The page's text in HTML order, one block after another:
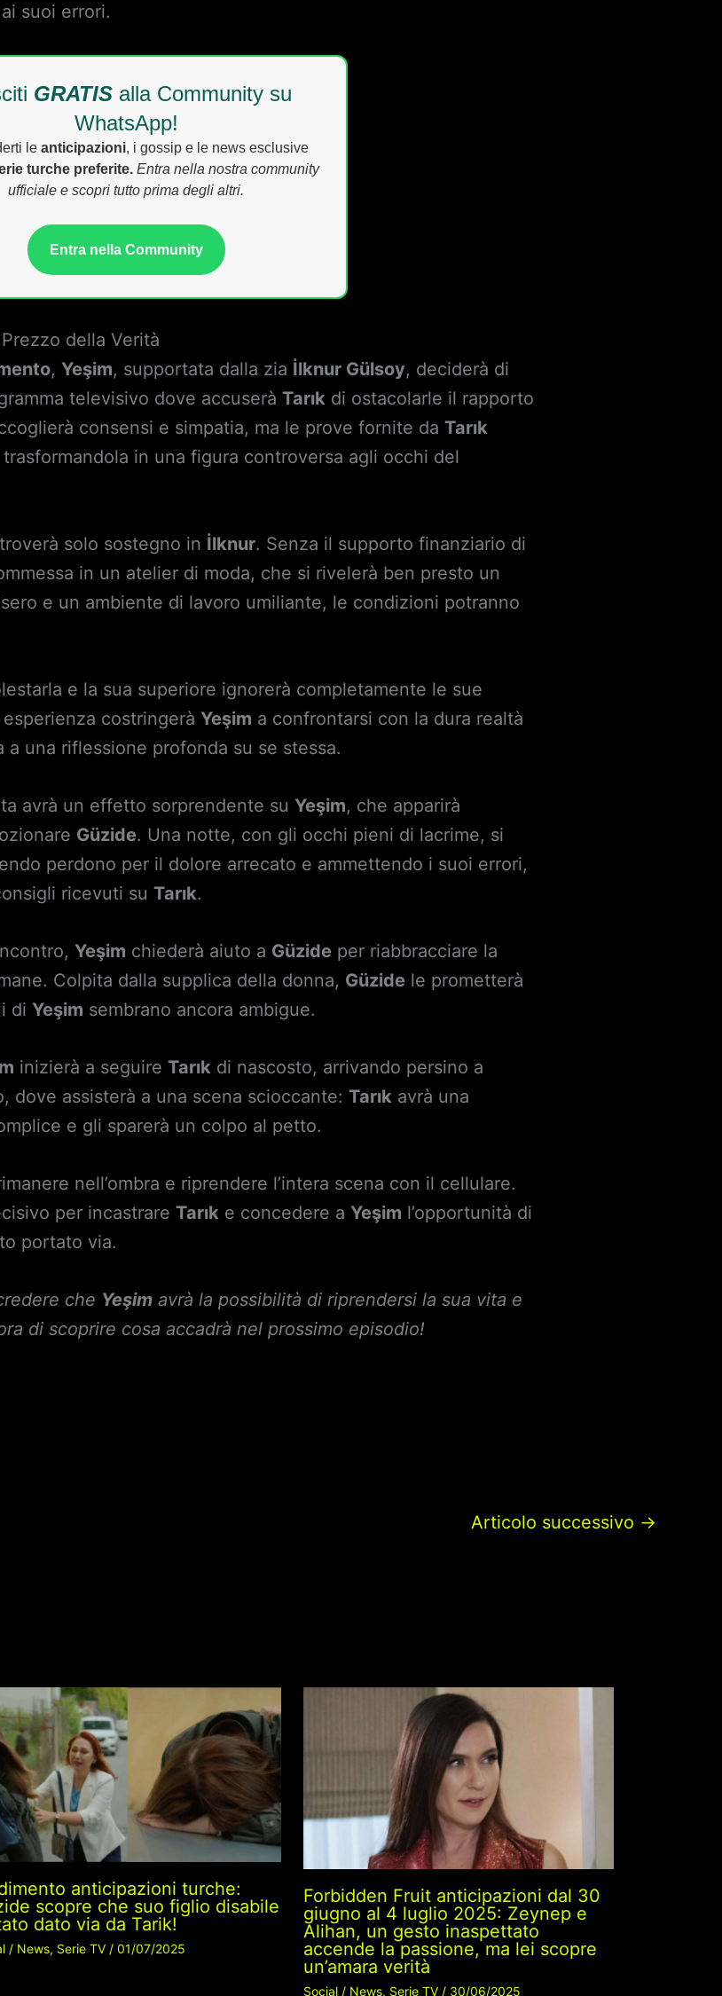
suoi errori.
GRATIS alla Community su
WhatsApp!
le anticipazioni, i gossip e le news esclusive
turche preferite. Entra nella nostra community
ufficiale e scopri tutto prima degli altri.
Entra nella Community
della Verità
,Yeşim, supportata dalla zia İlknur Gülsoy, deciderà di
televisivo dove accuseràTarık di ostacolarle il rapporto
consensi e simpatia, ma le prove fornite daTarık
in una figura controversa agli occhi del
troverà solo sostegno in İlknur. Senza il supporto finanziario di
in un atelier di moda, che si rivelerà ben presto un
e un ambiente di lavoro umiliante, le condizioni potranno
e la sua superiore ignorerà completamente le sue
costringeràYeşim a confrontarsi con la dura realtà
una riflessione profonda su se stessa.
avrà un effetto sorprendente suYeşim, che apparirà
Güzide. Una notte, con gli occhi pieni di lacrime, si
perdono per il dolore arrecato e ammettendo i suoi errori,
ricevuti suTarık.
Yeşim chiederà aiuto a Güzide per riabbracciare la
Colpita dalla supplica della donna, Güzide le prometterà
diYeşim sembrano ancora ambigue.
inizierà a seguireTarık di nascosto, arrivando persino a
dove assisterà a una scena scioccante:Tarık avrà una
e gli sparerà un colpo al petto.
nell’ombra e riprendere l’intera scena con il cellulare.
per incastrareTarık e concedere aYeşim l’opportunità di
portato via.
che Yeşim avrà la possibilità di riprendersi la sua vita e
di scoprire cosa accadrà nel prossimo episodio!
Articolo successivo →
anticipazioni turche:
scopre che suo figlio disabile
dato via da Tarik!
/ News, Serie TV / 01/07/2025
Forbidden Fruit anticipazioni dal 30
giugno al 4 luglio 2025: Zeynep e
Alihan, un gesto inaspettato
accende la passione, ma lei scopre
un’amara verità
Social / News, Serie TV / 30/06/2025